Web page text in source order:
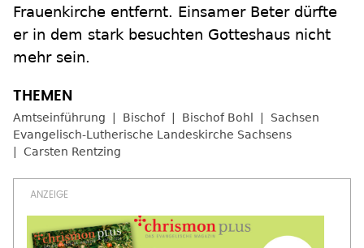
Frauenkirche entfernt. Einsamer Beter dürfte
er in dem stark besuchten Gotteshaus nicht
mehr sein.
Amtseinführung Bischof Bischof Bohl
Sachsen
Evangelisch-Lutherische Landeskirche Sachsens
Carsten Rentzing